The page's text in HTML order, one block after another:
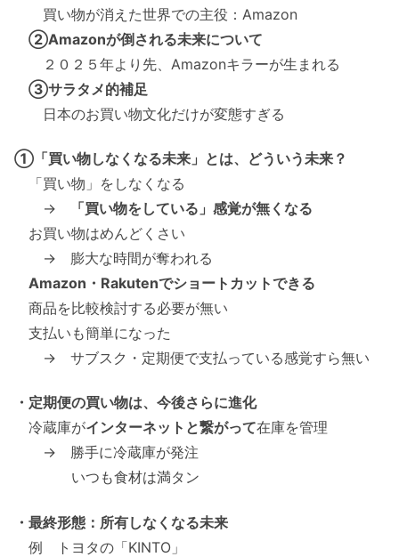
買い物が消えた世界での主役：Amazon
②Amazonが倒される未来について
２０２５年より先、Amazonキラーが生まれる
③サラタメ的補足
日本のお買い物文化だけが変態すぎる
①「買い物しなくなる未来」とは、どういう未来？
「買い物」をしなくなる
→
「買い物をしている」感覚が無くなる
お買い物はめんどくさい
→ 膨大な時間が奪われる
Amazon・Rakutenでショートカットできる
商品を比較検討する必要が無い
支払いも簡単になった
→ サブスク・定期便で支払っている感覚すら無い
・定期便の買い物は、今後さらに進化
冷蔵庫がインターネットと繋がって在庫を管理
→ 勝手に冷蔵庫が発注
いつも食材は満タン
・最終形態：所有しなくなる未来
例 トヨタの「KINTO」